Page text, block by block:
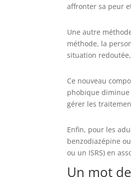
affronter sa peur
Une autre
méthode, la
situation
Ce nouveau
phobique diminue
gérer les
Enfin, pour les
benzodiazépine
ou un ISRS) en
Un mot